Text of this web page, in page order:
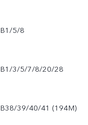
B1/5/8
B1/3/5/7/8/20/28
B38/39/40/41 (194M)